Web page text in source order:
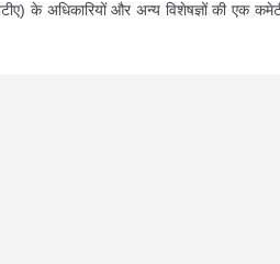
के अधिकारियों और अन्य विशेषज्ञों की एक